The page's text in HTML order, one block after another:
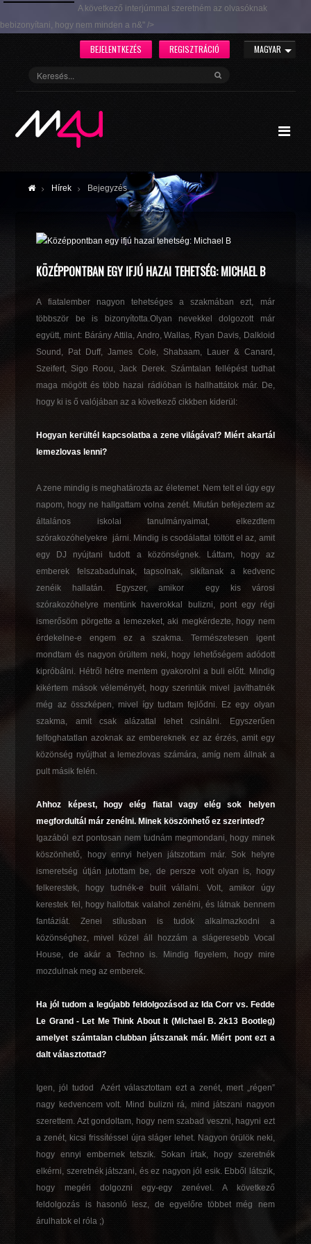
A következő interjúmmal szeretném az olvasóknak
bebizonyítani, hogy nem minden a n&" />
MAGYAR
REGISZTRÁCIÓ
BEJELENTKEZÉS
Hírek Bejegyzés
KÖZÉPPONTBAN EGY IFJÚ HAZAI TEHETSÉG: MICHAEL B
A fiatalember nagyon tehetséges a szakmában ezt, már
többször be is bizonyította.Olyan nevekkel dolgozott már
együtt, mint: Bárány Attila, Andro, Wallas, Ryan Davis, Dalkloid
Sound, Pat Duff, James Cole, Shabaam, Lauer & Canard,
Szeifert, Sigo Roou, Jack Derek. Számtalan fellépést tudhat
maga mögött és több hazai rádióban is hallhattátok már. De,
hogy ki is ő valójában az a következő cikkben kiderül:
Hogyan kerültél kapcsolatba a zene világával? Miért akartál
lemezlovas lenni?
A zene mindig is meghatározta az életemet. Nem telt el úgy egy
napom, hogy ne hallgattam volna zenét. Miután befejeztem az
általános iskolai tanulmányaimat, elkezdtem
szórakozóhelyekre járni. Mindig is csodálattal töltött el az, amit
egy DJ nyújtani tudott a közönségnek. Láttam, hogy az
emberek felszabadulnak, tapsolnak, sikítanak a kedvenc
zenéik hallatán. Egyszer, amikor egy kis városi
szórakozóhelyre mentünk haverokkal bulizni, pont egy régi
ismerősöm pörgette a lemezeket, aki megkérdezte, hogy nem
érdekelne-e engem ez a szakma. Természetesen igent
mondtam és nagyon örültem neki, hogy lehetőségem adódott
kipróbálni. Hétről hétre mentem gyakorolni a buli előtt. Mindig
kikértem mások véleményét, hogy szerintük mivel javíthatnék
még az összképen, mivel így tudtam fejlődni. Ez egy olyan
szakma, amit csak alázattal lehet csinálni. Egyszerűen
felfoghatatlan azoknak az embereknek ez az érzés, amit egy
közönség nyújthat a lemezlovas számára, amíg nem állnak a
pult másik felén.
Ahhoz képest, hogy elég fiatal vagy elég sok helyen
megfordultál már zenélni. Minek köszönhető ez szerinted?
Igazából ezt pontosan nem tudnám megmondani, hogy minek
köszönhető, hogy ennyi helyen játszottam már. Sok helyre
ismeretség útján jutottam be, de persze volt olyan is, hogy
felkerestek, hogy tudnék-e bulit vállalni. Volt, amikor úgy
kerestek fel, hogy hallottak valahol zenélni, és látnak bennem
fantáziát. Zenei stílusban is tudok alkalmazkodni a
közönséghez, mivel közel áll hozzám a slágeresebb Vocal
House, de akár a Techno is. Mindig figyelem, hogy mire
mozdulnak meg az emberek.
Ha jól tudom a legújabb feldolgozásod az Ida Corr vs. Fedde
Le Grand - Let Me Think About It (Michael B. 2k13 Bootleg)
amelyet számtalan clubban játszanak már. Miért pont ezt a
dalt választottad?
Igen, jól tudod Azért választottam ezt a zenét, mert „régen”
nagy kedvencem volt. Mind bulizni rá, mind játszani nagyon
szerettem. Azt gondoltam, hogy nem szabad veszni, hagyni ezt
a zenét, kicsi frissítéssel újra sláger lehet. Nagyon örülök neki,
hogy ennyi embernek tetszik. Sokan írtak, hogy szeretnék
elkérni, szeretnék játszani, és ez nagyon jól esik. Ebből látszik,
hogy megéri dolgozni egy-egy zenével. A következő
feldolgozás is hasonló lesz, de egyelőre többet még nem
árulhatok el róla ;)